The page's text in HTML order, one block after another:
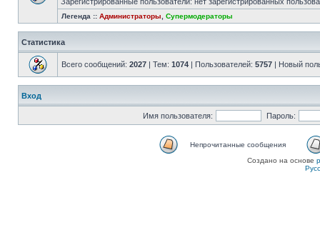
Легенда :: Администраторы Супермодераторы
Статистика
Всего сообщений: 2027 | Тем: 1074 | Пользователей: 5757 | Новый
Вход
Имя пользователя: Пароль:
Непрочитанные сообщения
Создано на основе